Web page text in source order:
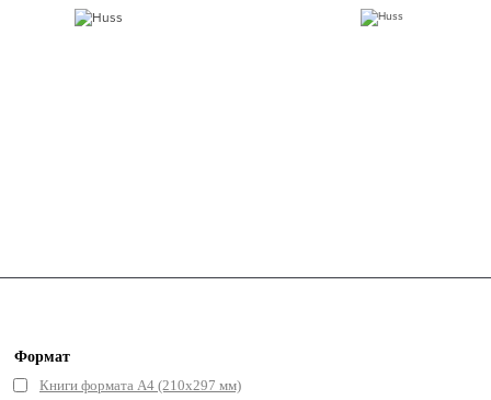
Формат
Книги формата А4 (210х297 мм)